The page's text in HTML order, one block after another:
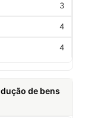
3
4
4
de bens